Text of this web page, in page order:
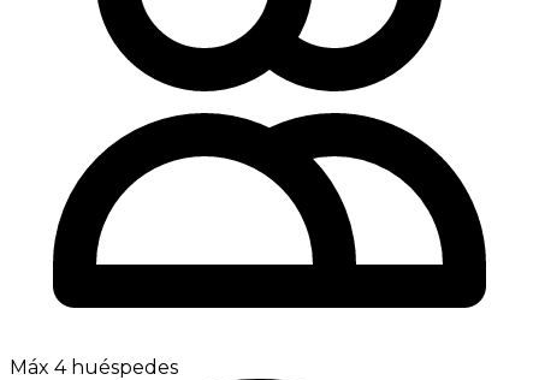
Máx 4 huéspedes